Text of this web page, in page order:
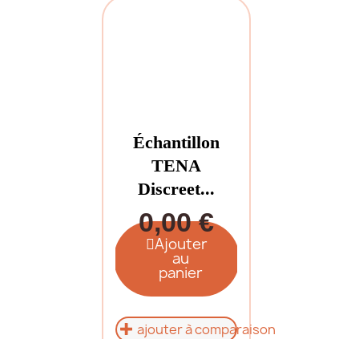
Échantillon
TENA
Discreet...
0,00 €
Ajouter
au
panier
ajouter à comparaison